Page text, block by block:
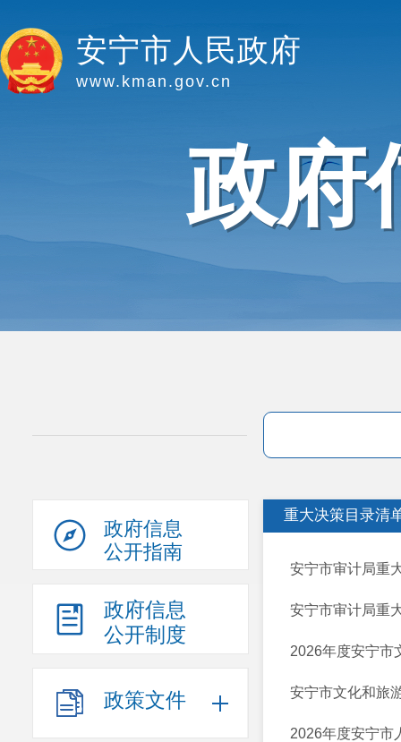
安宁市人民政府
www.kman.gov.cn
政府
政府信息
公开指南
政府信息
公开制度
政策文件
重大决策目录清
安宁市审计局重
安宁市审计局重
2026年度安宁市
安宁市文化和旅
2026年度安宁市